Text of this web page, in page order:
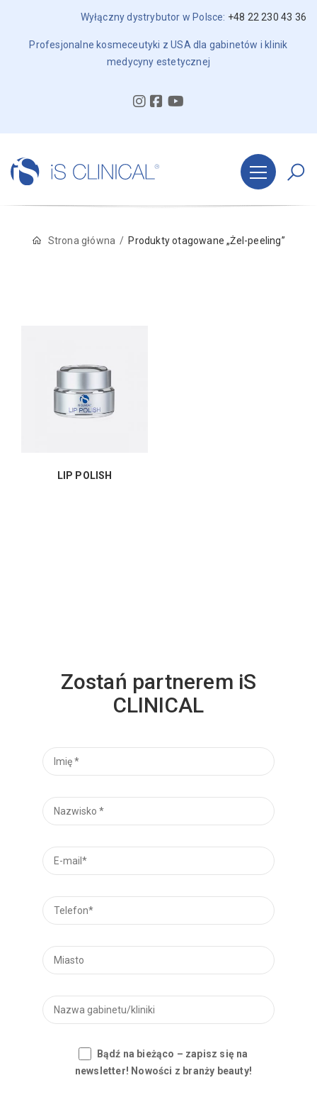
Wyłączny dystrybutor w Polsce: +48 22 230 43 36
Profesjonalne kosmeceutyki z USA dla gabinetów i klinik
medycyny estetycznej
Strona główna Produkty otagowane „Żel-peeling”
LIP POLISH
Zostań partnerem iS
CLINICAL
Bądź na bieżąco – zapisz się na
newsletter! Nowości z branży beauty!